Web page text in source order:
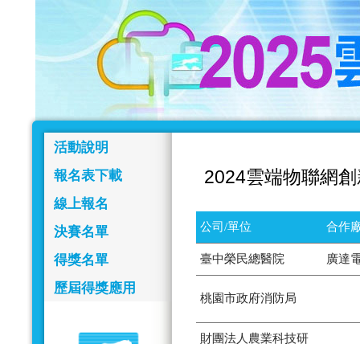
活動說明
報名表下載
線上報名
決賽名單
得獎名單
歷屆得獎應用
2024雲端物聯網
公司/單位 合作
臺中榮民總醫院 廣達
桃園市政府消防局
財團法人農業科技研